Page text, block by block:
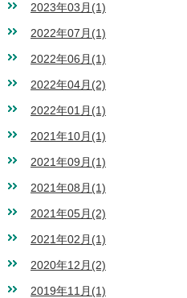
2023年03月(1)
2022年07月(1)
2022年06月(1)
2022年04月(2)
2022年01月(1)
2021年10月(1)
2021年09月(1)
2021年08月(1)
2021年05月(2)
2021年02月(1)
2020年12月(2)
2019年11月(1)